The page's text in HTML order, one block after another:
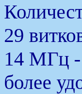
29
14 МГц -
более